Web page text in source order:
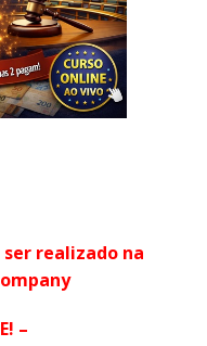
realizado na
–